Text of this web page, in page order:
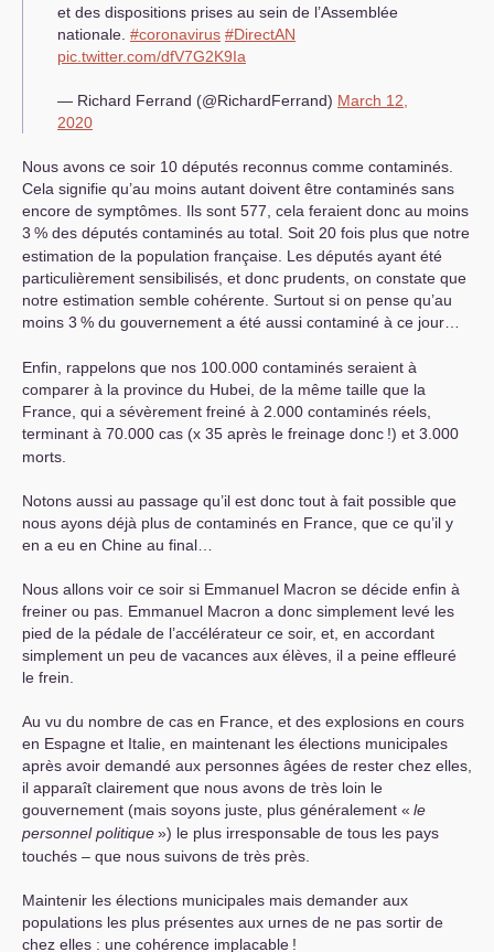
et des dispositions prises au sein de l’Assemblée
nationale. #coronavirus #DirectAN
pic.twitter.com/dfV7G2K9Ia
— Richard Ferrand (@RichardFerrand) March 12,
2020
Nous avons ce soir 10 députés reconnus comme contaminés.
Cela signifie qu’au moins autant doivent être contaminés sans
encore de symptômes. Ils sont 577, cela feraient donc au moins
3 % des députés contaminés au total. Soit 20 fois plus que notre
estimation de la population française. Les députés ayant été
particulièrement sensibilisés, et donc prudents, on constate que
notre estimation semble cohérente. Surtout si on pense qu’au
moins 3 % du gouvernement a été aussi contaminé à ce jour…
Enfin, rappelons que nos 100.000 contaminés seraient à
comparer à la province du Hubei, de la même taille que la
France, qui a sévèrement freiné à 2.000 contaminés réels,
terminant à 70.000 cas (x 35 après le freinage donc !) et 3.000
morts.
Notons aussi au passage qu’il est donc tout à fait possible que
nous ayons déjà plus de contaminés en France, que ce qu’il y
en a eu en Chine au final…
Nous allons voir ce soir si Emmanuel Macron se décide enfin à
freiner ou pas. Emmanuel Macron a donc simplement levé les
pied de la pédale de l’accélérateur ce soir, et, en accordant
simplement un peu de vacances aux élèves, il a peine effleuré
le frein.
Au vu du nombre de cas en France, et des explosions en cours
en Espagne et Italie, en maintenant les élections municipales
après avoir demandé aux personnes âgées de rester chez elles,
il apparaît clairement que nous avons de très loin le
gouvernement (mais soyons juste, plus généralement « le
personnel politique») le plus irresponsable de tous les pays
touchés – que nous suivons de très près.
Maintenir les élections municipales mais demander aux
populations les plus présentes aux urnes de ne pas sortir de
chez elles : une cohérence implacable !